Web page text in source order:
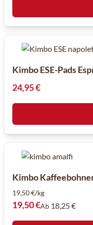
Kimbo ESE-Pads
24,95 €
Kimbo
19,50 €/kg
19,50 €Ab 18,25 €